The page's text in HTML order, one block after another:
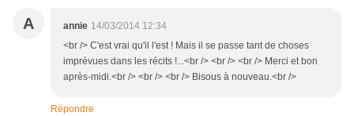
A annie 14/03/2014 12:34
<br /> C'est vrai qu'il l'est ! Mais il se passe tant de choses
imprévues dans les récits !...<br /> <br /> <br /> Merci et bon
après-midi.<br /> <br /> <br /> Bisous à nouveau.<br />
Répondre